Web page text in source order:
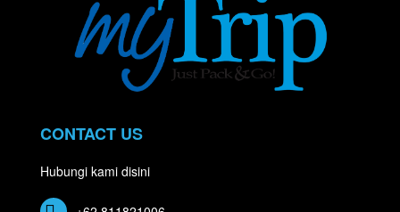
CONTACT US
Hubungi kami disini